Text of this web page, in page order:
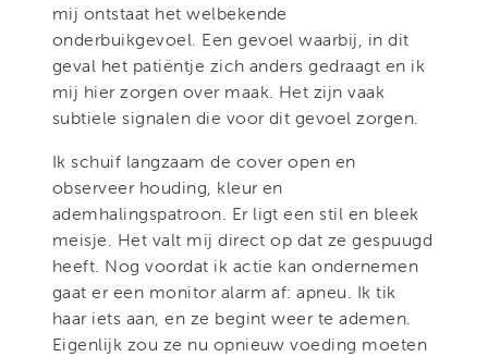
mij ontstaat het welbekende
onderbuikgevoel. Een gevoel waarbij, in dit
geval het patiëntje zich anders gedraagt en ik
mij hier zorgen over maak. Het zijn vaak
subtiele signalen die voor dit gevoel zorgen.
Ik schuif langzaam de cover open en
observeer houding, kleur en
ademhalingspatroon. Er ligt een stil en bleek
meisje. Het valt mij direct op dat ze gespuugd
heeft. Nog voordat ik actie kan ondernemen
gaat er een monitor alarm af: apneu. Ik tik
haar iets aan, en ze begint weer te ademen.
Eigenlijk zou ze nu opnieuw voeding moeten